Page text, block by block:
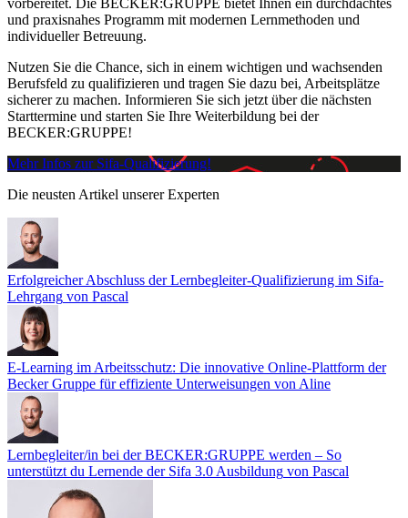
vorbereitet. Die BECKER:GRUPPE bietet Ihnen ein durchdachtes
und praxisnahes Programm mit modernen Lernmethoden und
individueller Betreuung.
Nutzen Sie die Chance, sich in einem wichtigen und wachsenden
Berufsfeld zu qualifizieren und tragen Sie dazu bei, Arbeitsplätze
sicherer zu machen. Informieren Sie sich jetzt über die nächsten
Starttermine und starten Sie Ihre Weiterbildung bei der
BECKER:GRUPPE!
Mehr Infos zur Sifa-Qualifizierung!
Die neusten Artikel unserer Experten
Erfolgreicher Abschluss der Lernbegleiter-Qualifizierung im Sifa-
Lehrgang von Pascal
E-Learning im Arbeitsschutz: Die innovative Online-Plattform der
Becker Gruppe für effiziente Unterweisungen von Aline
Lernbegleiter/in bei der BECKER:GRUPPE werden – So
unterstützt du Lernende der Sifa 3.0 Ausbildung von Pascal